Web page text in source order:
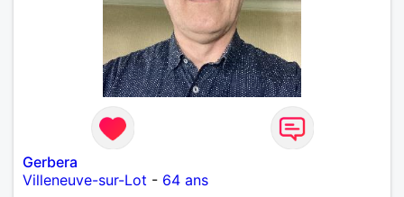
Gerbera
Villeneuve-sur-Lot - 64 ans